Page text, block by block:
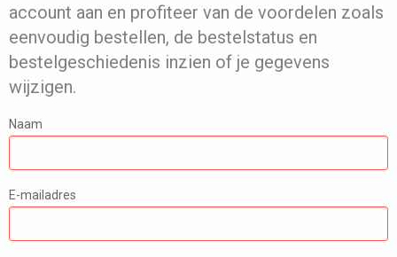
account aan en profiteer van de voordelen zoals
eenvoudig bestellen, de bestelstatus en
bestelgeschiedenis inzien of je gegevens
wijzigen.
Naam
E-mailadres